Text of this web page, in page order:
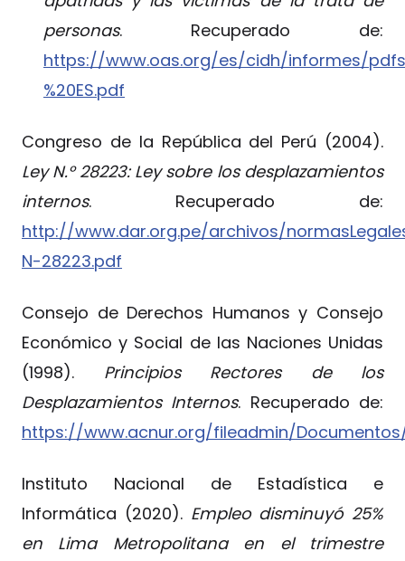
personas. Recuperado de:
https://www.oas.org/es/cidh/informes/pdfs/
%20ES.pdf
Congreso de la República del Perú (2004).
Ley N.° 28223: Ley sobre los desplazamientos
internos. Recuperado de:
http://www.dar.org.pe/archivos/
N-28223.pdf
Consejo de Derechos Humanos y Consejo
Económico y Social de las Naciones Unidas
(1998). Principios Rectores de los
Desplazamientos Internos. Recuperado de:
https://www.acnur.org/fileadmin/Documentos/
Instituto Nacional de Estadística e
Informática (2020). Empleo disminuyó 25%
en Lima Metropolitana en el trimestre